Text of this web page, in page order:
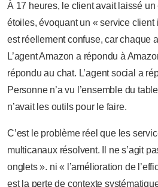
À 17 heures, le client avait laissé un
étoiles, évoquant un « service client
est réellement confuse, car chaque
L’agent Amazon a répondu à
répondu au chat. L’agent social a
Personne n’a vu l’ensemble du
n’avait les outils pour le faire.
C’est le problème réel que les
multicanaux résolvent. Il ne s’agit
onglets ». ni « l’amélioration de
est la perte de contexte